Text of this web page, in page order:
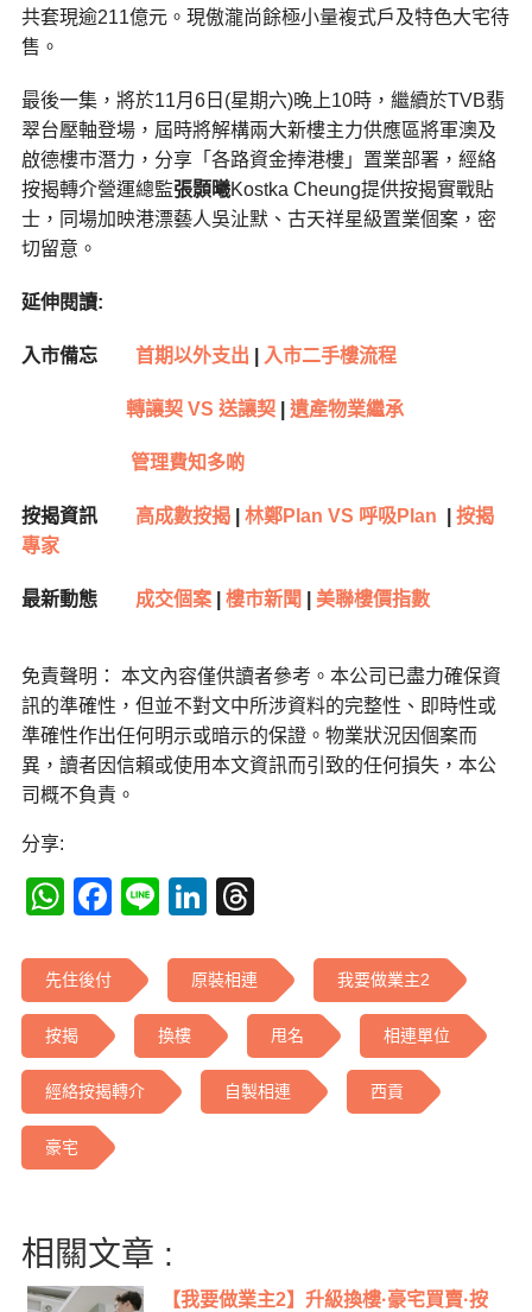
共套現逾211億元。現傲瀧尚餘極小量複式戶及特色大宅待
售。
最後一集，將於11月6日(星期六)晚上10時，繼續於TVB翡
翠台壓軸登場，屆時將解構兩大新樓主力供應區將軍澳及
啟德樓巿潛力，分享「各路資金捧港樓」置業部署，經絡
按揭轉介營運總監張顥曦Kostka Cheung提供按揭實戰貼
士，同場加映港漂藝人吳沚默、古天祥星級置業個案，密
切留意。
延伸閱讀:
入市備忘 首期以外支出 入市二手樓流程
轉讓契 VS 送讓契 遺產物業繼承
管理費知多啲
按揭資訊 高成數按揭| 林鄭Plan VS 呼吸Plan
按揭
專家
最新動態 成交個案 樓市新聞 美聯樓價指數
免責聲明： 本文內容僅供讀者參考。本公司已盡力確保資
訊的準確性，但並不對文中所涉資料的完整性、即時性或
準確性作出任何明示或暗示的保證。物業狀況因個案而
異，讀者因信賴或使用本文資訊而引致的任何損失，本公
司概不負責。
分享:
WhatsApp
Facebook
LineLinkedIn
先住後付 原裝相連 我要做業主2
按揭 換樓 甩名 相連單位
經絡按揭轉介 自製相連 西貢
豪宅
相關文章 :
【我要做業主2】升級換樓·豪宅買賣·按